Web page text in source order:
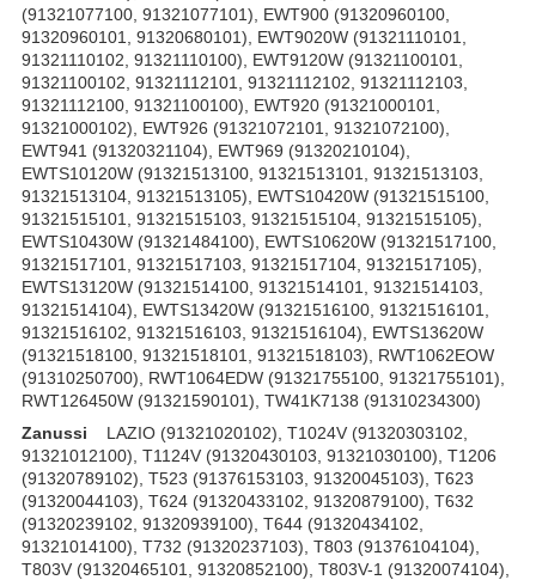
Zanussi LAZIO (91321020102), T1024V (91320303102,
91321012100), T1124V (91320430103, 91321030100), T1206
(91320789102), T523 (91376153103, 91320045103), T623
(91320044103), T624 (91320433102, 91320879100), T632
(91320239102, 91320939100), T644 (91320434102,
91321014100), T732 (91320237103), T803 (91376104104),
T803V (91320465101, 91320852100), T803V-1 (91320074104),